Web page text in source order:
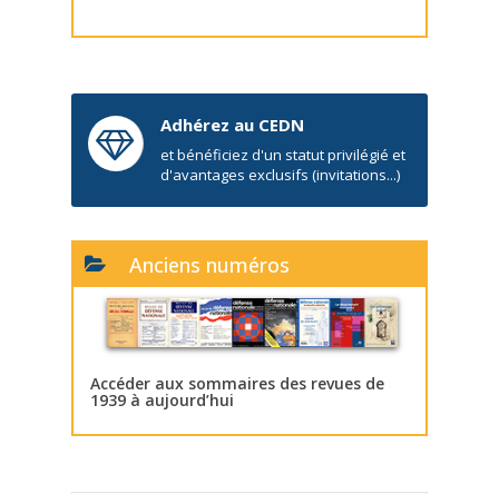
Adhérez au CEDN
et bénéficiez d'un statut privilégié et
d'avantages exclusifs (invitations...)
Anciens numéros
Accéder aux sommaires des revues de
1939 à aujourd’hui